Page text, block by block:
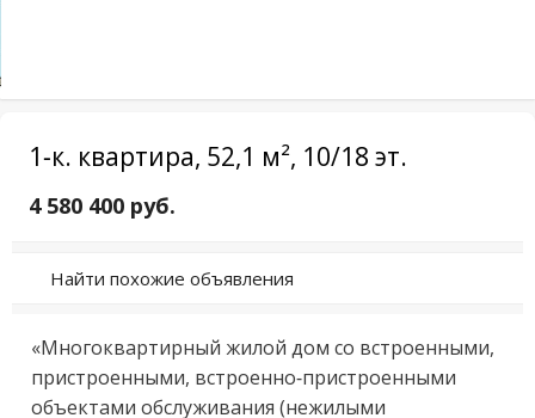
1-к. квартира, 52,1 м², 10/18 эт.
4 580 400 руб.
Найти похожие объявления
«Многоквартирный жилой дом со встроенными,
пристроенными, встроенно-пристроенными
объектами обслуживания (нежилыми